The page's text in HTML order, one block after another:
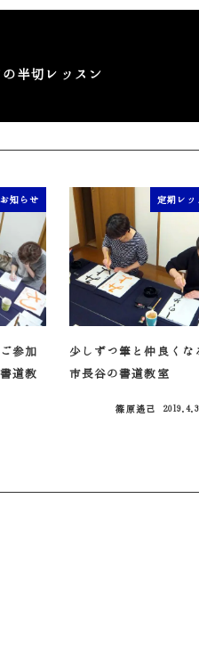
半切レッスン
お知らせ
参加
道教
定期レッ
少しずつ筆と仲良くな
市長谷の書道教室
篠原遙己
2019.4.3